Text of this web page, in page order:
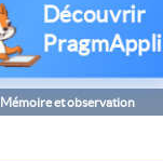
Découvrir
PragmAppli
Mémoire et observation